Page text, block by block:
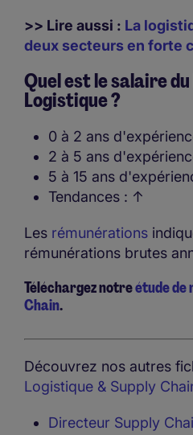
>> Lire aussi : La
deux secteurs en forte
Quel est le salaire
Logistique ?
0 à 2 ans
2 à 5 ans
5 à 15 ans
Tendances : ↑
Les rémunérations
rémunérations brutes
Téléchargez notreétude de
Chain.
Découvrez nos autres
Logistique & Supply
Directeur Supply